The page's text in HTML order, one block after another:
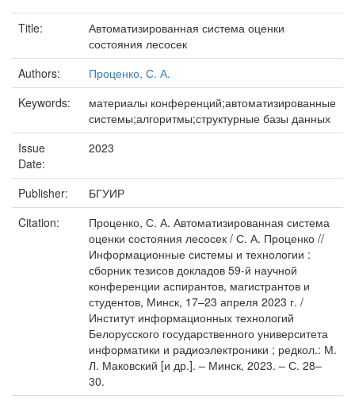
Title:
Автоматизированная система оценки
состояния лесосек
Authors:
Проценко, С. А.
Keywords:
материалы конференций;автоматизированные
системы;алгоритмы;структурные базы данных
Issue
Date:
2023
Publisher:
БГУИР
Citation:
Проценко, С. А. Автоматизированная система
оценки состояния лесосек / С. А. Проценко //
Информационные системы и технологии :
сборник тезисов докладов 59-й научной
конференции аспирантов, магистрантов и
студентов, Минск, 17–23 апреля 2023 г. /
Институт информационных технологий
Белорусского государственного университета
информатики и радиоэлектроники ; редкол.: М.
Л. Маковский [и др.]. – Минск, 2023. – С. 28–
30.